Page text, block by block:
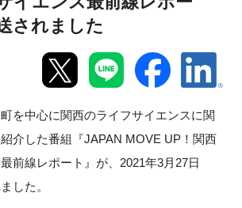
されました
を中心に関西のライフサイエンスに関
介した番組『JAPAN MOVE UP！関西
前線レポート』が、2021年3月27日
した。